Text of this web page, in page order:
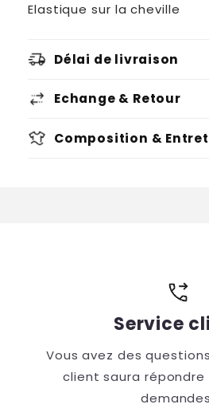
Elastique sur la cheville
Délai de livraison
Echange & Retour
Composition &
Service
Vous avez des
client saura